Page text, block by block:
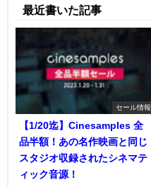
最近書いた記事
セール情報
【1/20迄】Cinesamples 全
品半額！あの名作映画と同じ
スタジオ収録されたシネマテ
ィック音源！